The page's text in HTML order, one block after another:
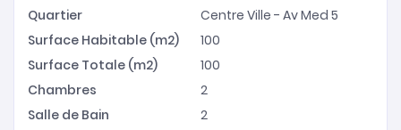
Quartier
Centre Ville - Av Med 5
Surface Habitable (m2)
100
Surface Totale (m2)
100
Chambres
2
Salle de Bain
2